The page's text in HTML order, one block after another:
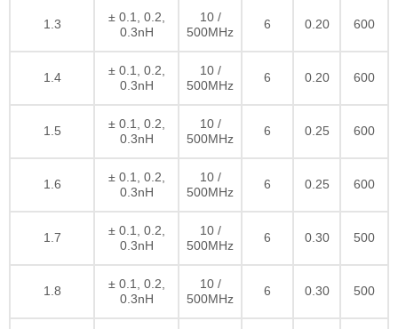
1.3
± 0.1, 0.2,
0.3nH
10 /
500MHz
6 0.20 600
1.4
± 0.1, 0.2,
0.3nH
10 /
500MHz
6 0.20 600
1.5
± 0.1, 0.2,
0.3nH
10 /
500MHz
6 0.25 600
1.6
± 0.1, 0.2,
0.3nH
10 /
500MHz
6 0.25 600
1.7
± 0.1, 0.2,
0.3nH
10 /
500MHz
6 0.30 500
1.8
± 0.1, 0.2,
0.3nH
10 /
500MHz
6 0.30 500